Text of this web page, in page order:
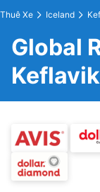
Thuê Xe Iceland
Global
Keflavik